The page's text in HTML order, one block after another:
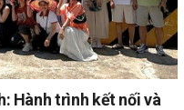
Hành trình kết nối và